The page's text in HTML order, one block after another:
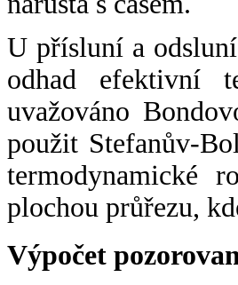
U přísluní a
odhad efektivní
uvažováno
použit Stefanův-
termodynamické
plochou průřezu,
Výpočet